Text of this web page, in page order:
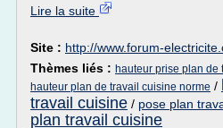
Lire la suite
Site : http://www.forum-
Thèmes liés : hauteur prise plan de
hauteur plan de travail cuisine norme /
travail cuisine / pose plan
plan travail cuisine